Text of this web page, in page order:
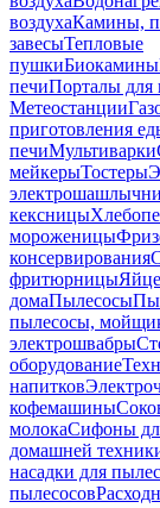
воздухаКамины,
завесыТепловые
пушкиБиокамины
печиПорталы для
Метеостанции
приготовления
печиМультиварки
мейкерыТостеры
кексницы
мороженицы
консервирования
фритюрницы
домаПылесосы
пылесосы,
электрошвабры
оборудование
напитков
кофемашины
молокаСифоны
домашней
насадки для
пылесосов